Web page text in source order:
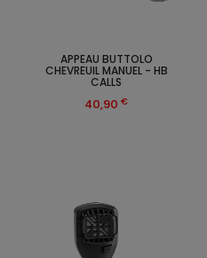
APPEAU BUTTOLO
CHEVREUIL MANUEL - HB
CALLS
40,90 €